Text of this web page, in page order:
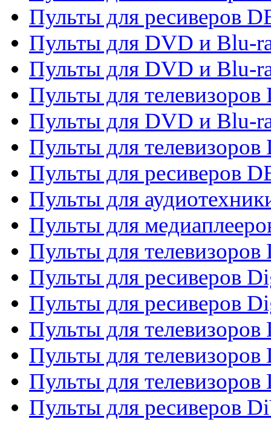
Пульты для ресиверов
Пульты для DVD и Blu-
Пульты для DVD и Blu-
Пульты для
Пульты для DVD и Blu-
Пульты для телевизоров
Пульты для ресиверов
Пульты для
Пульты для
Пульты для телевизоров
Пульты для ресиверов
Пульты для ресиверов
Пульты для
Пульты для
Пульты для телевизоров
Пульты для ресиверов